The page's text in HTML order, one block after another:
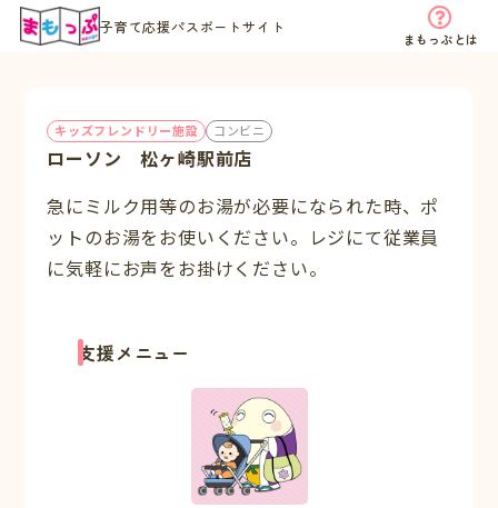
子育て応援パスポートサイト
まもっぷとは
キッズフレンドリー施設 コンビニ
ローソン 松ヶ崎駅前店
急にミルク用等のお湯が必要になられた時、ポ
ットのお湯をお使いください。レジにて従業員
に気軽にお声をお掛けください。
支援メニュー